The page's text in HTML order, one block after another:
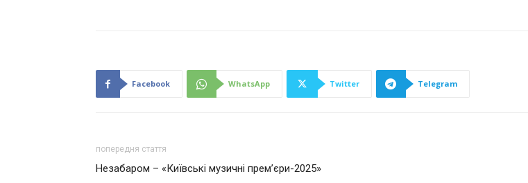
Facebook WhatsApp Twitter Telegram
попередня стаття
Незабаром – «Київські музичні прем’єри-2025»